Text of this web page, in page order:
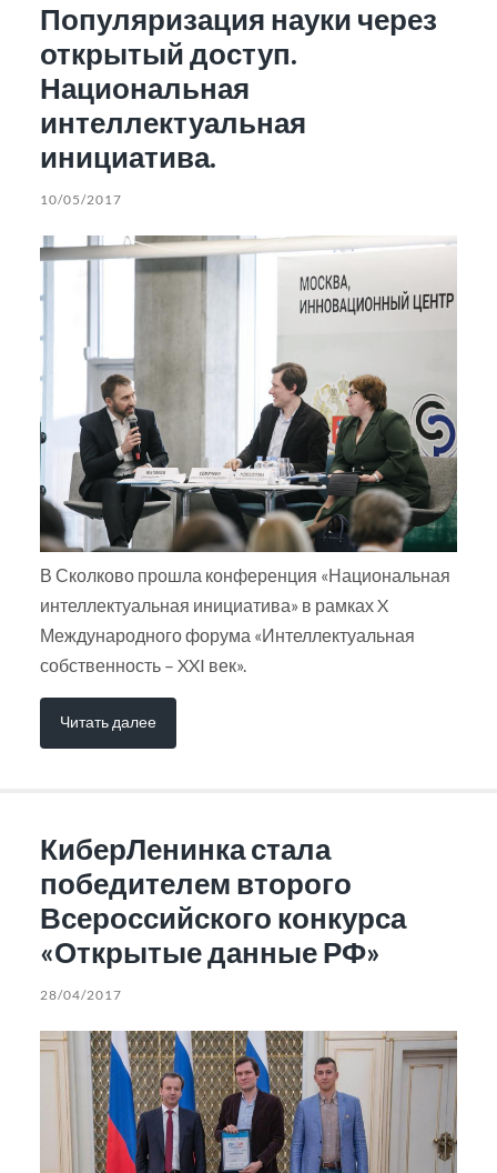
Популяризация науки через
открытый доступ.
Национальная
интеллектуальная
инициатива.
10/05/2017
В Сколково прошла конференция «Национальная
интеллектуальная инициатива» в рамках X
Международного форума «Интеллектуальная
собственность – XXI век».
Читать далее
КиберЛенинка стала
победителем второго
Всероссийского конкурса
«Открытые данные РФ»
28/04/2017